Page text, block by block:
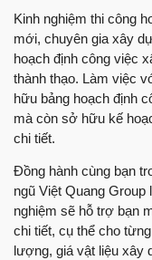
Kinh nghiệm thi công
mới, chuyên gia xây
hoạch định công việc
thành thạo. Làm việc
hữu bảng hoạch định
mà còn sở hữu kế
chi tiết.
Đồng hành cùng bạn
ngũ Việt Quang
nghiệm sẽ hỗ trợ bạn
chi tiết, cụ thể cho
lượng, giá vật liệu xây